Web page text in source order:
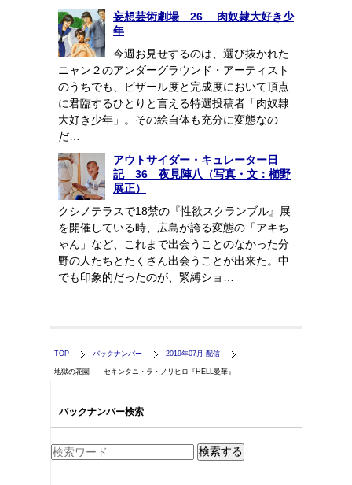
妄想芸術劇場 26 肉奴隷大好き少
年
今週お見せするのは、選び抜かれた
ニャン２のアンダーグラウンド・アーティスト
のうちでも、ビザール度と完成度において頂点
に君臨するひとりと言える特選投稿者「肉奴隷
大好き少年」。その絵自体も充分に変態なの
だ…
アウトサイダー・キュレーター日
記 36 夜見陣八（写真・文：櫛野
展正）
クシノテラスで18禁の『性欲スクランブル』展
を開催している時、広島が誇る変態の「アキち
ゃん」など、これまで出会うことのなかった分
野の人たちとたくさん出会うことが出来た。中
でも印象的だったのが、緊縛ショ…
TOP バックナンバー 2019年07月 配信
地獄の花園――セキンタニ・ラ・ノリヒロ『HELL曼華』
バックナンバー検索